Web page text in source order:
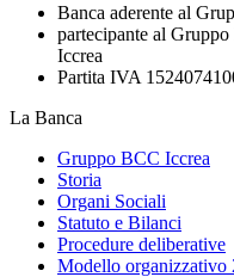
Banca aderente al
partecipante al
Iccrea
Partita IVA
La Banca
Gruppo BCC Iccrea
Storia
Organi Sociali
Statuto e Bilanci
Procedure deliberative
Modello organizzativo